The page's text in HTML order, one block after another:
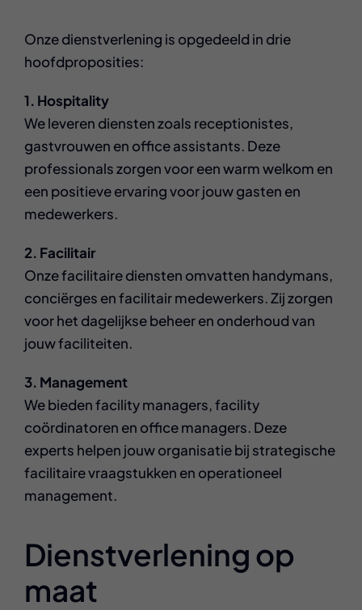
Onze dienstverlening is opgedeeld in drie
hoofdproposities:
1. Hospitality
We leveren diensten zoals receptionistes,
gastvrouwen en office assistants. Deze
professionals zorgen voor een warm welkom en
een positieve ervaring voor jouw gasten en
medewerkers.
2. Facilitair
Onze facilitaire diensten omvatten handymans,
conciërges en facilitair medewerkers. Zij zorgen
voor het dagelijkse beheer en onderhoud van
jouw faciliteiten.
3. Management
We bieden facility managers, facility
coördinatoren en office managers. Deze
experts helpen jouw organisatie bij strategische
facilitaire vraagstukken en operationeel
management.
Dienstverlening op
maat